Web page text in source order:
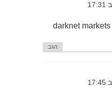
darknet markets
הגב